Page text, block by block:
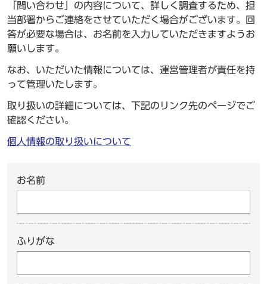
「問い合わせ」の内容について、詳しく調査するため、担
当部署からご連絡をさせていただく場合がございます。回
答が必要な場合は、お名前を入力していただきますようお
願いします。
なお、いただいた情報については、運営管理者が責任を持
って管理いたします。
取り扱いの詳細については、下記のリンク先のページでご
確認ください。
個人情報の取り扱いについて
お名前
ふりがな